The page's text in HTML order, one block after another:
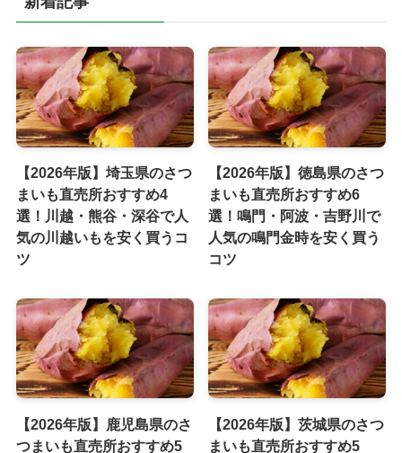
【2026年版】埼玉県のさつ
まいも直売所おすすめ4
選！川越・熊谷・深谷で人
気の川越いもを安く買うコ
ツ
【2026年版】徳島県のさつ
まいも直売所おすすめ6
選！鳴門・阿波・吉野川で
人気の鳴門金時を安く買う
コツ
【2026年版】鹿児島県のさ
つまいも直売所おすすめ5
【2026年版】茨城県のさつ
まいも直売所おすすめ5